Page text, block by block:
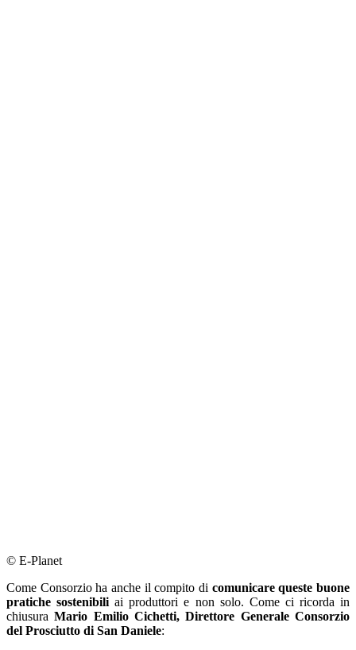
© E-Planet
Come Consorzio ha anche il compito di comunicare queste buone
pratiche sostenibili ai produttori e non solo. Come ci ricorda in
chiusuraMario Emilio Cichetti, Direttore Generale Consorzio
del Prosciutto di San Daniele: